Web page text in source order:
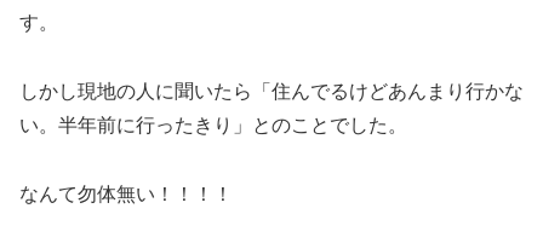
す。
しかし現地の人に聞いたら「住んでるけどあんまり行かな
い。半年前に行ったきり」とのことでした。
なんて勿体無い！！！！